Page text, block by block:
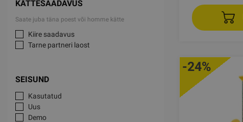
KÄTTESAADAVUS
Saate juba täna poest või homme kätte
Kiire saadavus
Tarne partneri laost
SEISUND
Kasutatud
Uus
Demo
-24%